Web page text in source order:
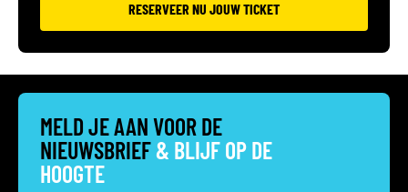
RESERVEER NU JOUW TICKET
MELD JE AAN VOOR DE
NIEUWSBRIEF& BLIJF OP DE
HOOGTE